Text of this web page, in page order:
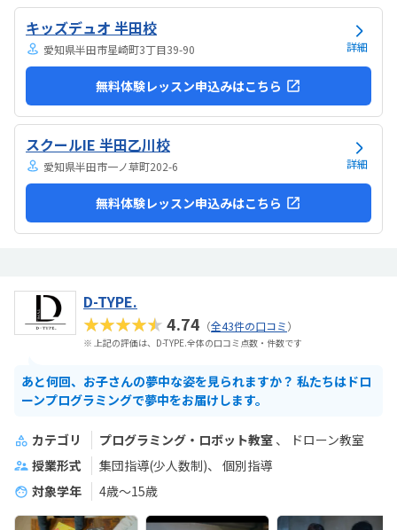
なら行けると思います。奥の方まで覗いたことはないので詳しくはわ
からないが、入り口や教室の内装は奇麗だと思います。気軽に入りや
すい感じがします。ひとそれぞれになってしまい...
キッズデュオ 半田校
愛知県半田市星崎町3丁目39-90 詳細
無料体験レッスン申込みはこちら
スクールIE 半田乙川校
愛知県半田市一ノ草町202-6 詳細
無料体験レッスン申込みはこちら
D-TYPE.
★★★★★4.74 （全43件の口コミ）
※ 上記の評価は、D-TYPE.全体の口コミ点数・件数です
あと何回、お子さんの夢中な姿を見られますか？ 私たちはドロ
ーンプログラミングで夢中をお届けします。
カテゴリ プログラミング・ロボット教室
ドローン教室
授業形式
集団指導(少人数制)
個別指導
対象学年
4歳～15歳